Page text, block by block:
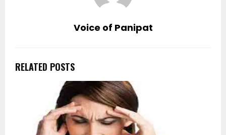
Voice of Panipat
RELATED POSTS